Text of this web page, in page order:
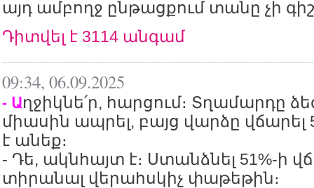
այդ ամբողջ ընթացքում տանը չի
Դիտվել է 3114 անգամ
09:34, 06.09.2025
- Աղջիկնե՛ր, հարցում։ Տղամարդը
միասին ապրել, բայց վարձը վճարել
է անեք։
- Դե, ակնհայտ է։ Ստանձնել 51%-ի
տիրանալ վերահսկիչ փաթեթին։